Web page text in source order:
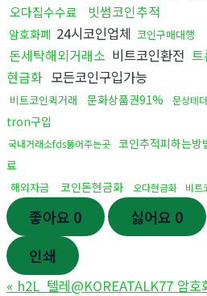
오다집수수료 빗썸코인추적
암호화폐 24시코인업체 코인구매대행
돈세탁해외거래소 비트코인환전
현금화 모든코인구입가능
비트코인퀵거래 문화상품권91% 문상테
tron구입
국내거래소fds뚫어주는곳 코인추적피하는방
료
해외자금 코인돈현금화 오다현금화 비트
좋아요 0 싫어요 0
인쇄
« h2L_텔레@KOREATALK77 암호